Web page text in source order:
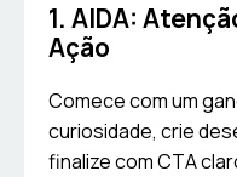
1. AIDA:
Ação
Comece com um
curiosidade, crie
finalize com CTA